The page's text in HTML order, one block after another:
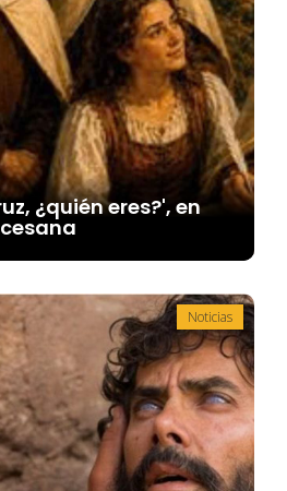
¿quién eres?', en
Noticias